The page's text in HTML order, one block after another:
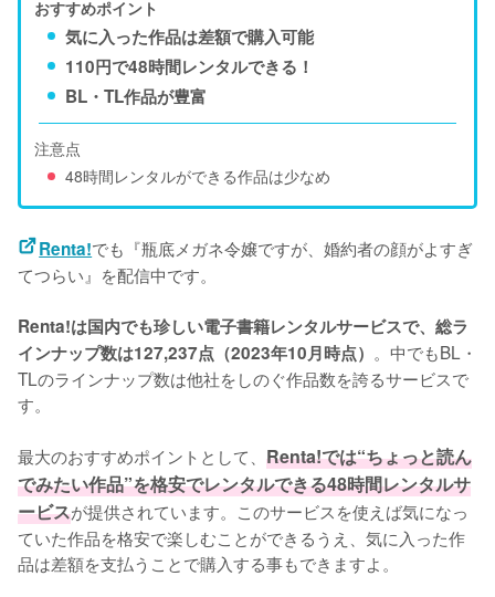
おすすめポイント
気に入った作品は差額で購入可能
110円で48時間レンタルできる！
BL・TL作品が豊富
注意点
48時間レンタルができる作品は少なめ
Renta!でも『瓶底メガネ令嬢ですが、婚約者の顔がよすぎ
てつらい』を配信中です。
Renta!は国内でも珍しい電子書籍レンタルサービスで、総ラ
インナップ数は127,237点（2023年10月時点） 。中でもBL・
TLのラインナップ数は他社をしのぐ作品数を誇るサービスで
す。
最大のおすすめポイントとして、 Renta!では“ちょっと読ん
でみたい作品”を格安でレンタルできる48時間レンタルサ
ービスが提供されています。このサービスを使えば気になっ
ていた作品を格安で楽しむことができるうえ、気に入った作
品は差額を支払うことで購入する事もできますよ。